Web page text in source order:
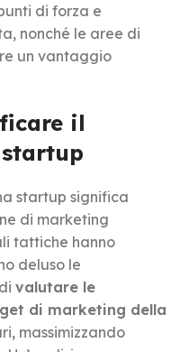
di forza e
nonché le aree di
un vantaggio
il
startup significa
di marketing
tattiche hanno
deluso le
valutare le
di marketing della
massimizzando